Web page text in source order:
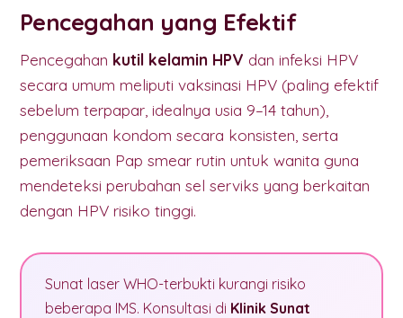
Pencegahan yang Efektif
Pencegahan kutil kelamin HPV dan infeksi HPV
secara umum meliputi vaksinasi HPV (paling efektif
sebelum terpapar, idealnya usia 9–14 tahun),
penggunaan kondom secara konsisten, serta
pemeriksaan Pap smear rutin untuk wanita guna
mendeteksi perubahan sel serviks yang berkaitan
dengan HPV risiko tinggi.
Sunat laser WHO-terbukti kurangi risiko
beberapa IMS. Konsultasi di Klinik Sunat